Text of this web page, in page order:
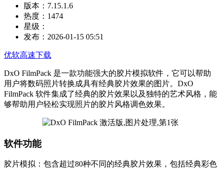
版本： 7.15.1.6
热度： 1474
星级：
发布： 2026-01-15 05:51
优软高速下载
DxO FilmPack 是一款功能强大的胶片模拟软件，它可以帮助
用户将数码照片转换成具有经典胶片效果的图片。DxO
FilmPack 软件集成了经典的胶片效果以及独特的艺术风格，能
够帮助用户轻松实现照片的胶片风格调色效果。
软件功能
胶片模拟：包含超过80种不同的经典胶片效果，包括经典彩色